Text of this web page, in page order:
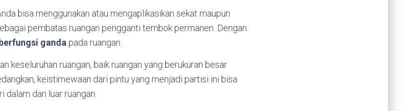
bisa menggunakan atau mengaplikasikan sekat maupun
pembatas ruangan pengganti tembok permanen. Dengan
berfungsi ganda pada ruangan.
keseluruhan ruangan, baik ruangan yang berukuran besar
keistimewaan dari pintu yang menjadi partisi ini bisa
dan luar ruangan.